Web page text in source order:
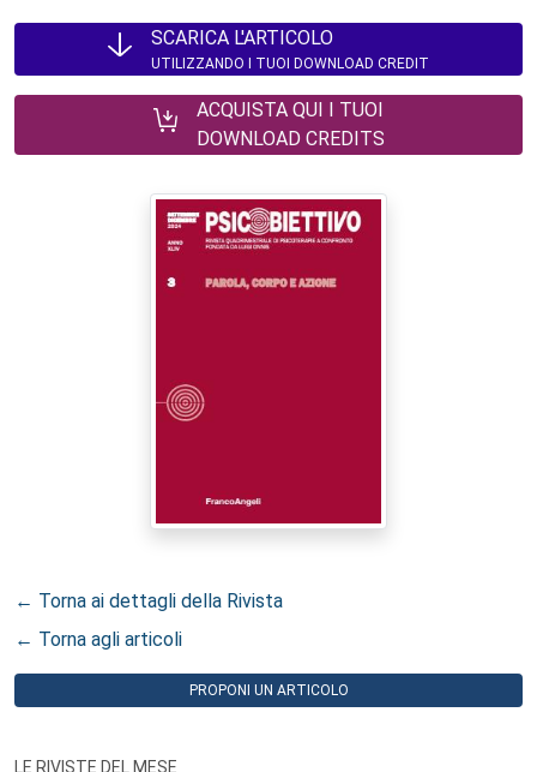
SCARICA L'ARTICOLO
UTILIZZANDO I TUOI DOWNLOAD CREDIT
ACQUISTA QUI I TUOI
DOWNLOAD CREDITS
← Torna ai dettagli della Rivista
← Torna agli articoli
PROPONI UN ARTICOLO
LE RIVISTE DEL MESE